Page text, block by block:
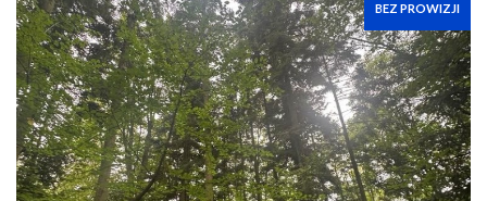
BEZ PROWIZJI